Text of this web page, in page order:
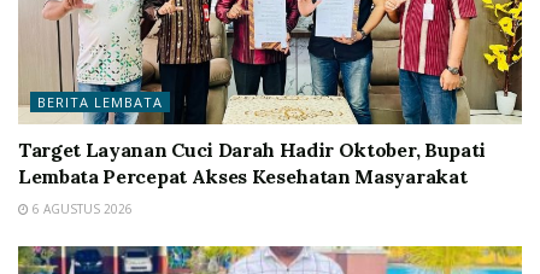
BERITA LEMBATA
Target Layanan Cuci Darah Hadir Oktober, Bupati
Lembata Percepat Akses Kesehatan Masyarakat
6 AGUSTUS 2026